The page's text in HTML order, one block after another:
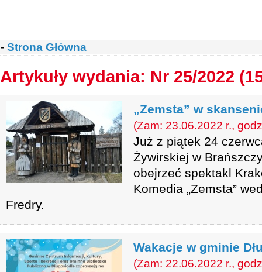
- Strona Główna
Artykuły wydania: Nr 25/2022
„Zemsta” w
(Zam: 23.06.2022 r.,
Już z piątek 24
Żywirskiej w
obejrzeć spektakl
Komedia „Zemsta”
Fredry.
Wakacje w gminie
(Zam: 22.06.2022 r.,